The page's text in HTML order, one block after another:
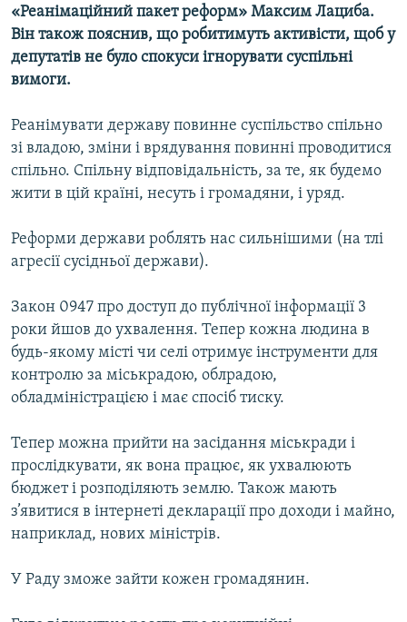
Усі сайти RFE/RL
«Реанімаційний пакет реформ» Максим Лациба.
Він також пояснив, що робитимуть активісти, щоб у
депутатів не було спокуси ігнорувати суспільні
вимоги.
Реанімувати державу повинне суспільство спільно
зі владою, зміни і врядування повинні проводитися
спільно. Спільну відповідальність, за те, як будемо
жити в цій країні, несуть і громадяни, і уряд.
Реформи держави роблять нас сильнішими (на тлі
агресії сусідньої держави).
Закон 0947 про доступ до публічної інформації 3
роки йшов до ухвалення. Тепер кожна людина в
будь-якому місті чи селі отримує інструменти для
контролю за міськрадою, облрадою,
обладміністрацією і має спосіб тиску.
Тепер можна прийти на засідання міськради і
прослідкувати, як вона працює, як ухвалюють
бюджет і розподіляють землю. Також мають
з’явитися в інтернеті декларації про доходи і майно,
наприклад, нових міністрів.
У Раду зможе зайти кожен громадянин.